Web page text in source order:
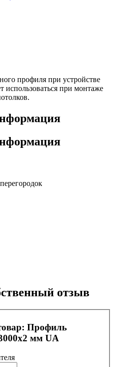
профиля при устройстве
использоваться при монтаже
отзыв
Профиль
мм UA